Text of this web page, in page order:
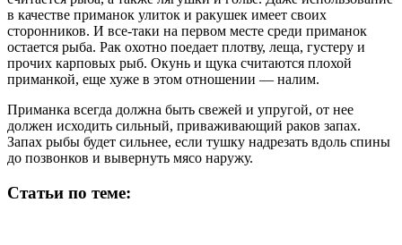
в качестве приманок улиток и ракушек имеет своих
сторонников. И все-таки на первом месте среди приманок
остается рыба. Рак охотно поедает плотву, леща, густеру и
прочих карповых рыб. Окунь и щука считаются плохой
приманкой, еще хуже в этом отношении — налим.
Приманка всегда должна быть свежей и упругой, от нее
должен исходить сильный, приваживающий раков запах.
Запах рыбы будет сильнее, если тушку надрезать вдоль спины
до позвонков и вывернуть мясо наружу.
Статьи по теме: